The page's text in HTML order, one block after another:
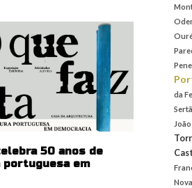
50 anos de
em
da
Sertã